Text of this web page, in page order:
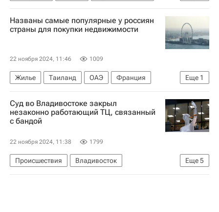
Госдума РФ
ТСЖ Лифты
ЖКХ
Законодательство
Названы самые популярные у россиян
страны для покупки недвижимости
22 ноября 2024, 11:46 1009
Еще 1
Жилье Таиланд ОАЭ
Франция
Сделки
Суд во Владивостоке закрыл
незаконно работающий ТЦ, связанный
с бандой
22 ноября 2024, 11:38 1799
Еще5
Происшествия
Владивосток
Русский (остров)
Приморский краевой суд